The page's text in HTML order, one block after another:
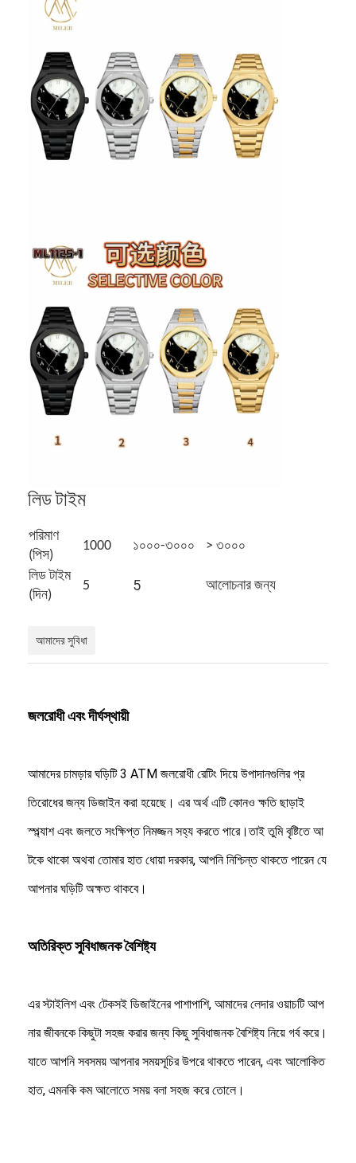
সিলিকন স্ট্র্যাপ ওয়াচ
পুরুষদের কোয়ার্টজ ওয়াচ
কোয়ার্টজ লাইট ওয়াচ
ডিজিটাল স্পোর্ট ওয়াচ
ওয়াচ রিপেয়ার পার্টস
চাবুক খুচরা যন্ত্রাংশ দেখুন
লিড টাইম
পরিমাণ
(পিস)
1000 ১০০০-৩০০০
> ৩০০০
লিড টাইম
(দিন)
5 5 আলোচনার জন্য
আমাদের সুবিধা
জলরোধী এবং দীর্ঘস্থায়ী
আমাদের চামড়ার ঘড়িটি 3 ATM জলরোধী রেটিং দিয়ে উপাদানগুলির প্র
তিরোধের জন্য ডিজাইন করা হয়েছে। এর অর্থ এটি কোনও ক্ষতি ছাড়াই
স্প্ল্যাশ এবং জলতে সংক্ষিপ্ত নিমজ্জন সহ্য করতে পারে।তাই তুমি বৃষ্টিতে আ
টকে থাকো অথবা তোমার হাত ধোয়া দরকার, আপনি নিশ্চিন্ত থাকতে পারেন যে
আপনার ঘড়িটি অক্ষত থাকবে।
অতিরিক্ত সুবিধাজনক বৈশিষ্ট্য
এর স্টাইলিশ এবং টেকসই ডিজাইনের পাশাপাশি, আমাদের লেদার ওয়াচটি আপ
নার জীবনকে কিছুটা সহজ করার জন্য কিছু সুবিধাজনক বৈশিষ্ট্য নিয়ে গর্ব করে।
যাতে আপনি সবসময় আপনার সময়সূচির উপরে থাকতে পারেন, এবং আলোকিত
হাত, এমনকি কম আলোতে সময় বলা সহজ করে তোলে।